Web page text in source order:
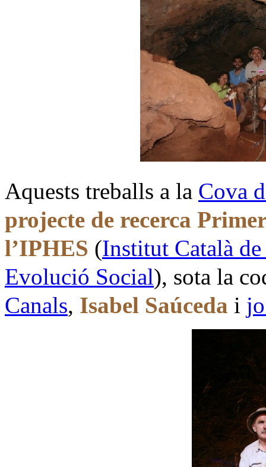
Aquests treballs a la Cova
projecte de recerca
l’IPHES (Institut Català
Evolució Social), sota la
Canals, Isabel Saúceda i